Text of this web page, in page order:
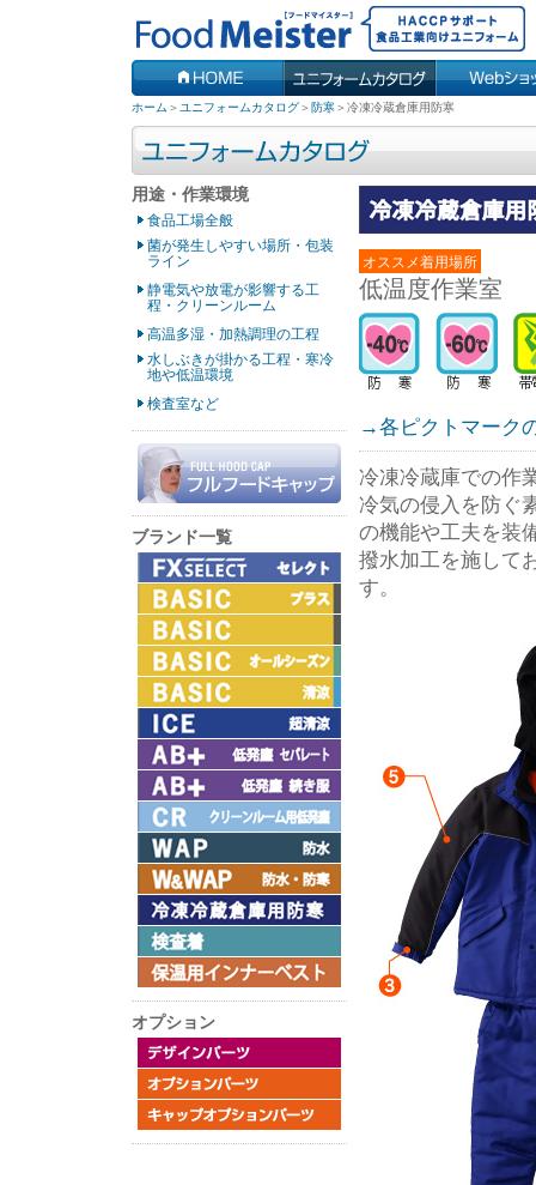
ホーム ＞ ユニフォームカタログ＞防寒 ＞冷凍冷蔵倉庫用防寒
オススメ着用場所
低温度作業室
→各ピクトマーク
冷凍冷蔵庫での作
冷気の侵入を防ぐ
の機能や工夫を装
撥水加工を施して
す。
用途・作業環境
食品工場全般
菌が発生しやすい場所・包装
ライン
静電気や放電が影響する工
程・クリーンルーム
高温多湿・加熱調理の工程
水しぶきが掛かる工程・寒冷
地や低温環境
検査室など
ブランド一覧
オプション